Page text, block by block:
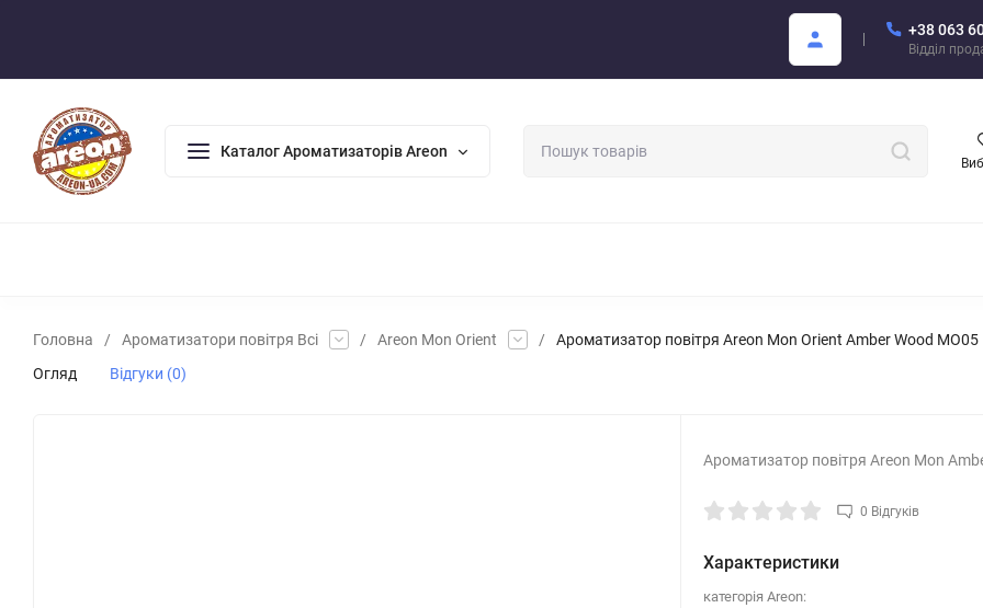
+38 063
Відділ
Каталог Ароматизаторів Areon
Головна / Ароматизатори повітря Всі / Areon Mon Orient /
Ароматизатор повітря Areon Mon Orient Amber Wood MO05
Огляд
Відгуки (0)
Ароматизатор повітря Areon Mon
0 Відгуків
Характеристики
категорія Areon: